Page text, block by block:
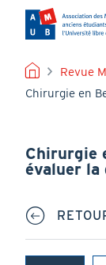
contenu
principal
FIL
Revue
Chirurgie en
Chirurgie
évaluer la